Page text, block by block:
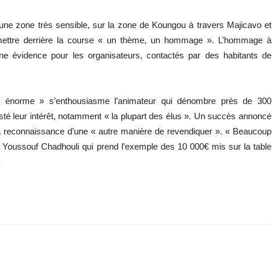
zone très sensible, sur la zone de Koungou à travers Majicavo et
derrière la course « un thème, un hommage ». L’hommage à
évidence pour les organisateurs, contactés par des habitants de
» s’enthousiasme l’animateur qui dénombre près de 300
leur intérêt, notamment « la plupart des élus ». Un succès annoncé
d’une « autre manière de revendiquer ». « Beaucoup
Chadhouli qui prend l’exemple des 10 000€ mis sur la table